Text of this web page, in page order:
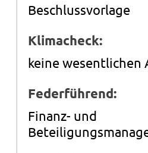
Beschlussvorlage
Klimacheck:
keine wesentlichen
Federführend:
Finanz- und